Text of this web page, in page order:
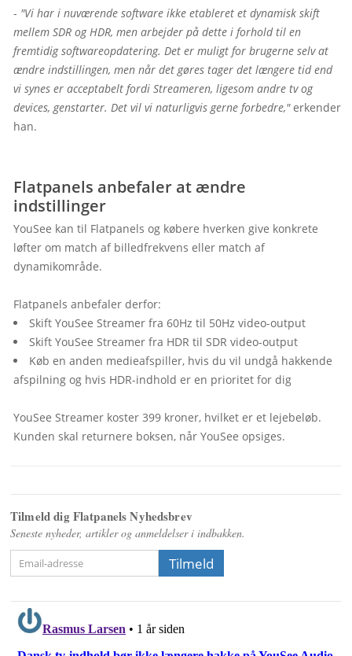
- "Vi har i nuværende software ikke etableret et dynamisk skift
mellem SDR og HDR, men arbejder på dette i forhold til en
fremtidig softwareopdatering. Det er muligt for brugerne selv at
ændre indstillingen, men når det gøres tager det længere tid end
vi synes er acceptabelt fordi Streameren, ligesom andre tv og
devices, genstarter. Det vil vi naturligvis gerne forbedre," erkender
han.
Flatpanels anbefaler at ændre
indstillinger
YouSee kan til Flatpanels og købere hverken give konkrete
løfter om match af billedfrekvens eller match af
dynamikområde.
Køb en anden medieafspiller, hvis du vil undgå hakkende
afspilning og hvis HDR-indhold er en prioritet for dig
YouSee Streamer koster 399 kroner, hvilket er et lejebeløb.
Kunden skal returnere boksen, når YouSee opsiges.
Tilmeld dig Flatpanels Nyhedsbrev
Seneste nyheder, artikler og anmeldelser i indbakken.